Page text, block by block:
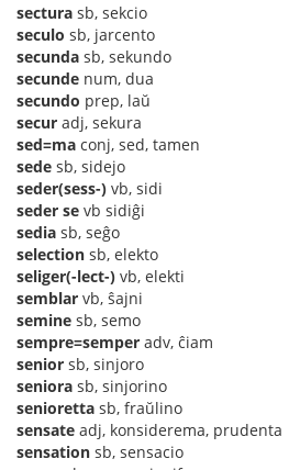
sectura sb, sekcio
seculo sb, jarcento
secunda sb, sekundo
secunde num, dua
secundo prep, laŭ
secur adj, sekura
sed=ma conj, sed, tamen
sede sb, sidejo
seder(sess-) vb, sidi
seder se vb sidiĝi
sedia sb, seĝo
selection sb, elekto
seliger(-lect-) vb, elekti
semblar vb, ŝajni
semine sb, semo
sempre=semper adv, ĉiam
senior sb, sinjoro
seniora sb, sinjorino
senioretta sb, fraŭlino
sensate adj, konsiderema, prudenta
sensation sb, sensacio